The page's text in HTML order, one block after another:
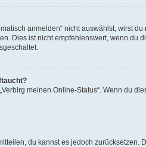
anmelden“ nicht auswählst, wirst
Dies ist nicht empfehlenswert, wenn
meinen Online-Status“. Wenn du
du kannst es jedoch